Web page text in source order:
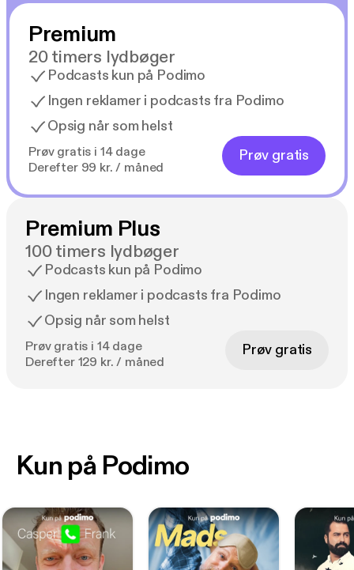
Premium
20 timers lydbøger
Podcasts kun på Podimo
Ingen reklamer i podcasts fra Podimo
Opsig når som helst
Prøv gratis i 14 dage
Derefter 99 kr. / måned
Prøv gratis
Premium Plus
100 timers lydbøger
Podcasts kun på Podimo
Ingen reklamer i podcasts fra Podimo
Opsig når som helst
Prøv gratis i 14 dage
Derefter 129 kr. / måned
Prøv gratis
Kun på Podimo